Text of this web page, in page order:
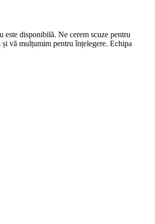
este disponibilă. Ne cerem scuze pentru
și vă mulțumim pentru înțelegere. Echipa